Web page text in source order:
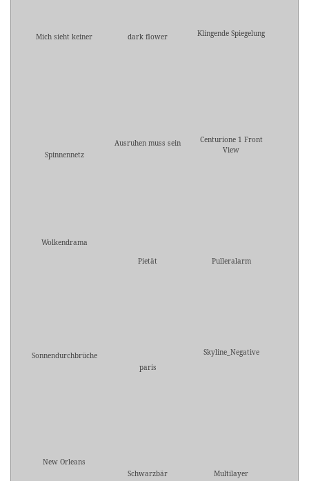
Mich sieht keiner dark flower Klingende Spiegelung
Spinnennetz
Ausruhen muss sein
Centurione 1 Front
View
Wolkendrama
Pietät
Pulleralarm
Sonnendurchbrüche
paris
Skyline_Negative
New Orleans
Schwarzbär
Multilayer